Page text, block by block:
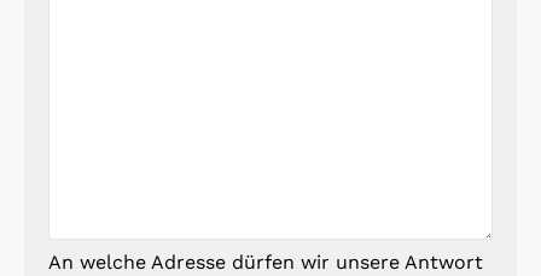
An welche Adresse dürfen wir unsere Antwort